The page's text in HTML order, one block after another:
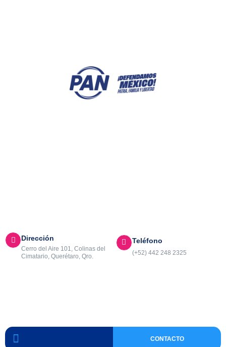
Dirección
Cerro del Aire 101, Colinas del
Cimatario, Querétaro, Qro.
Teléfono
(+52) 442 248 2325
CONTACTO